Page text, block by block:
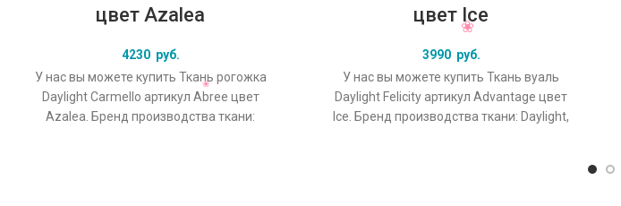
цвет Azalea
4230 руб.
У нас вы можете купить Ткань рогожка
Daylight Carmello артикул Abree цвет
Azalea. Бренд производства ткани:
цвет Ice
3990 руб.
У нас вы можете купить Ткань вуаль
Daylight Felicity артикул Advantage цвет
Ice. Бренд производства ткани: Daylight,